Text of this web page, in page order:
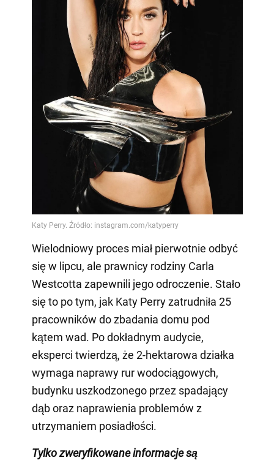
Wielodniowy proces miał pierwotnie odbyć
się w lipcu, ale prawnicy rodziny Carla
Westcotta zapewnili jego odroczenie. Stało
się to po tym, jak Katy Perry zatrudniła 25
pracowników do zbadania domu pod
kątem wad. Po dokładnym audycie,
eksperci twierdzą, że 2-hektarowa działka
wymaga naprawy rur wodociągowych,
budynku uszkodzonego przez spadający
dąb oraz naprawienia problemów z
utrzymaniem posiadłości.
Tylko zweryfikowane informacjesą